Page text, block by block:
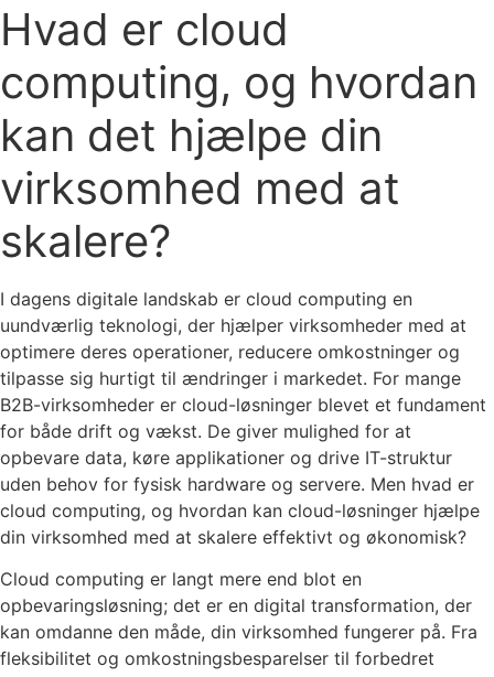
Hvad er cloud
computing, og hvordan
kan det hjælpe din
virksomhed med at
skalere?
I dagens digitale landskab er cloud computing en
uundværlig teknologi, der hjælper virksomheder med at
optimere deres operationer, reducere omkostninger og
tilpasse sig hurtigt til ændringer i markedet. For mange
B2B-virksomheder er cloud-løsninger blevet et fundament
for både drift og vækst. De giver mulighed for at
opbevare data, køre applikationer og drive IT-struktur
uden behov for fysisk hardware og servere. Men hvad er
cloud computing, og hvordan kan cloud-løsninger hjælpe
din virksomhed med at skalere effektivt og økonomisk?
Cloud computing er langt mere end blot en
opbevaringsløsning; det er en digital transformation, der
kan omdanne den måde, din virksomhed fungerer på. Fra
fleksibilitet og omkostningsbesparelser til forbedret